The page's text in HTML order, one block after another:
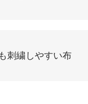
刺繍しやすい布